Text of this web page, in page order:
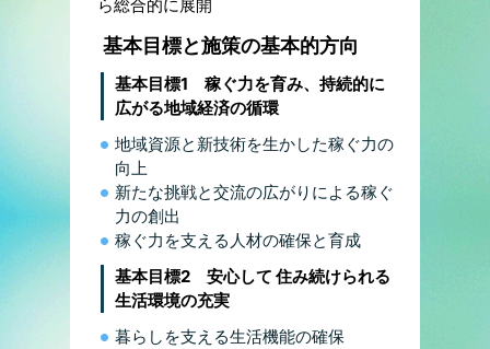
ら総合的に展開
基本目標と施策の基本的方向
基本目標1 稼ぐ力を育み、持続的に
広がる地域経済の循環
地域資源と新技術を生かした稼ぐ力の
向上
新たな挑戦と交流の広がりによる稼ぐ
力の創出
稼ぐ力を支える人材の確保と育成
基本目標2 安心して 住み続けられる
生活環境の充実
暮らしを支える生活機能の確保